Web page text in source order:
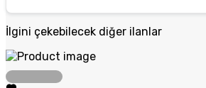
İlgini çekebilecek diğer ilanlar